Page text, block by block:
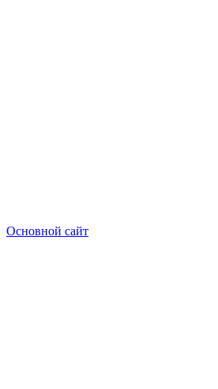
Основной сайт